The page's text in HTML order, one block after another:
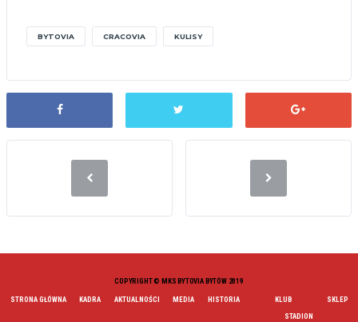
BYTOVIA CRACOVIA KULISY
COPYRIGHT © MKS BYTOVIA BYTÓW 2019
STRONA GŁÓWNA KADRA AKTUALNOŚCI MEDIA HISTORIA KLUB
STADION
SKLEP